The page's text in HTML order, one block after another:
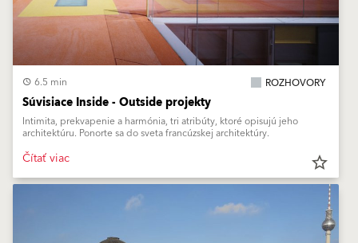
6.5 min ROZHOVORY
Súvisiace Inside - Outside projekty
Intimita, prekvapenie a harmónia, tri atribúty, ktoré opisujú jeho
architektúru. Ponorte sa do sveta francúzskej architektúry.
Čítať viac star_border